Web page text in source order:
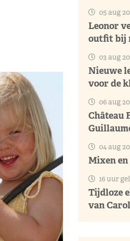
05 aug
Leonor
outfit bij
03 aug
Nieuwe
voor de
06 aug
Château
04 aug
Mixen en
16 uur
Tijdloze
van